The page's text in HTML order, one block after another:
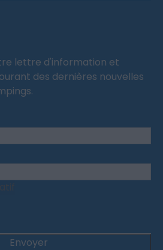
lettre d'information et
des dernières nouvelles
Envoyer